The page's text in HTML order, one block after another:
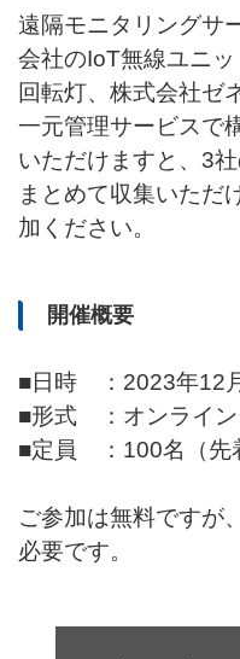
遠隔モニタリングサ
会社のIoT無線ユニ
回転灯、株式会社ゼ
一元管理サービスで
いただけますと、3
まとめて収集いただ
加ください。
開催概要
■日時 ：2023年12
■形式 ：オンライン
■定員 ：100名（先
ご参加は無料ですが
必要です。